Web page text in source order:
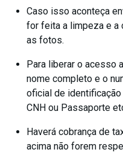
Caso isso aconteça
for feita a limpeza e a
as fotos.
Para liberar o acesso
nome completo e o
oficial de
CNH ou Passaporte
Haverá cobrança de
acima não forem